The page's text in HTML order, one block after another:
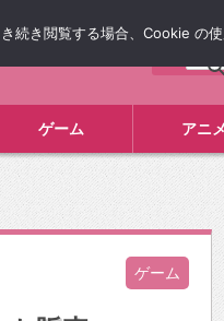
ゲーム アニメ
ゲーム
き閲覧する場合、Cookie の使